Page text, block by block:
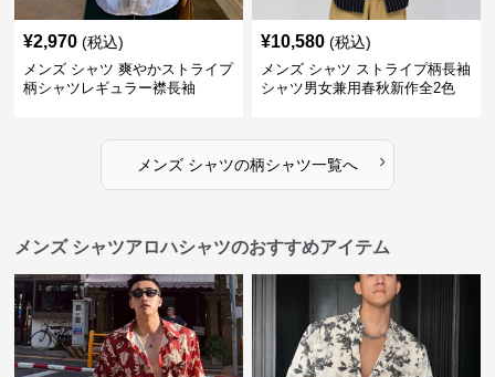
¥2,970 (税込)
メンズ シャツ 爽やかストライプ
柄シャツレギュラー襟長袖
¥10,580 (税込)
メンズ シャツ ストライプ柄長袖
シャツ男女兼用春秋新作全2色
メンズ シャツの柄シャツ一覧へ ›
メンズ シャツアロハシャツのおすすめアイテム